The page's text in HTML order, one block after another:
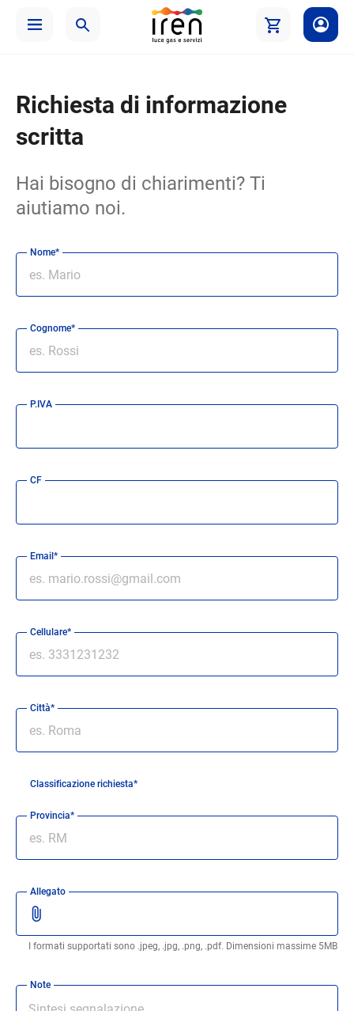
Richiesta di informazione
scritta
Hai bisogno di chiarimenti? Ti
aiutiamo noi.
Nome*
Cognome*
P.IVA
CF
Email*
Cellulare*
Città*
Classificazione richiesta*
Provincia*
Allegato
I formati supportati sono .jpeg, .jpg, .png, .pdf. Dimensioni massime 5MB
Note